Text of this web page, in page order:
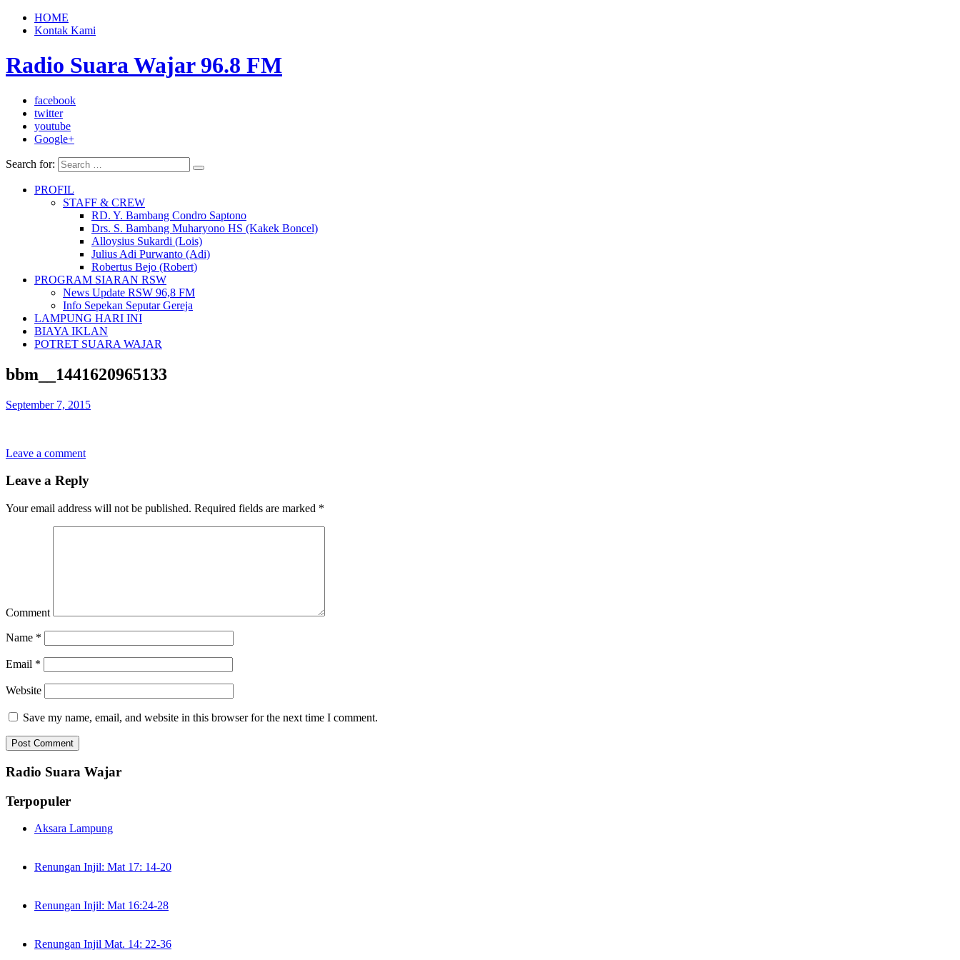
HOME
Kontak Kami
Radio Suara Wajar 96.8 FM
facebook
twitter
youtube
Google+
Search for:
PROFIL
STAFF & CREW
RD. Y. Bambang Condro Saptono
Drs. S. Bambang Muharyono HS (Kakek Boncel)
Alloysius Sukardi (Lois)
Julius Adi Purwanto (Adi)
Robertus Bejo (Robert)
PROGRAM SIARAN RSW
News Update RSW 96,8 FM
Info Sepekan Seputar Gereja
LAMPUNG HARI INI
BIAYA IKLAN
POTRET SUARA WAJAR
bbm__1441620965133
September 7, 2015
Leave a comment
Leave a Reply
Your email address will not be published. Required fields are marked *
Comment
Name *
Email *
Website
Save my name, email, and website in this browser for the next time I comment.
Radio Suara Wajar
Terpopuler
Aksara Lampung
Renungan Injil: Mat 17: 14-20
Renungan Injil: Mat 16:24-28
Renungan Injil Mat. 14: 22-36